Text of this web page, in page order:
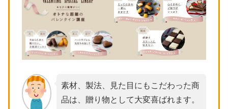
素材、製法、見た目にもこだわった商
品は、贈り物として大変喜ばれます。